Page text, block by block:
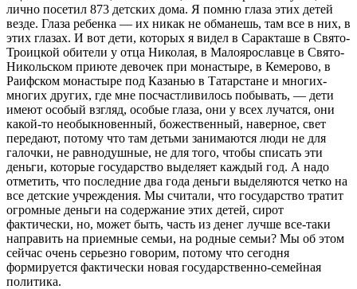
лично посетил 873 детских дома. Я помню глаза этих детей
везде. Глаза ребенка — их никак не обманешь, там все в них, в
этих глазах. И вот дети, которых я видел в Саракташе в Свято-
Троицкой обители у отца Николая, в Малоярославце в Свято-
Никольском приюте девочек при монастыре, в Кемерово, в
Раифском монастыре под Казанью в Татарстане и многих-
многих других, где мне посчастливилось побывать, — дети
имеют особый взгляд, особые глаза, они у всех лучатся, они
какой-то необыкновенный, божественный, наверное, свет
передают, потому что там детьми занимаются люди не для
галочки, не равнодушные, не для того, чтобы списать эти
деньги, которые государство выделяет каждый год. А надо
отметить, что последние два года деньги выделяются четко на
все детские учреждения. Мы считали, что государство тратит
огромные деньги на содержание этих детей, сирот
фактически, но, может быть, часть из денег лучше все-таки
направить на приемные семьи, на родные семьи? Мы об этом
сейчас очень серьезно говорим, потому что сегодня
формируется фактически новая государственно-семейная
политика.